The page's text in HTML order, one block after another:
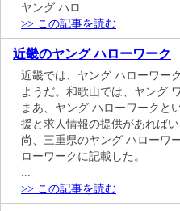
ヤング ハロ...
>> この記事を読む
近畿のヤング ハローワーク
近畿では、ヤング ハローワー
ようだ。和歌山では、ヤング
まあ、ヤング ハローワークと
援と求人情報の提供があればい
尚、三重県のヤング ハローワ
ローワークに記載した。
>> この記事を読む